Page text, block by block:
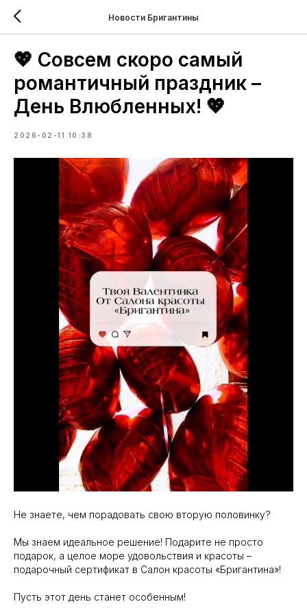
Новости Бригантины
💖 Совсем скоро самый
романтичный праздник –
День Влюбленных! 💖
2026-02-11 10:38
Не знаете, чем порадовать свою вторую половинку?
Мы знаем идеальное решение! Подарите не просто
подарок, а целое море удовольствия и красоты –
подарочный сертификат в Салон красоты «Бригантина»!
Пусть этот день станет особенным!